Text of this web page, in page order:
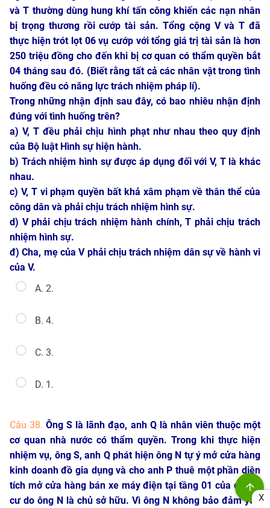
và T thường dùng hung khí tấn công khiến các nạn nhân
bị trọng thương rồi cướp tài sản. Tổng cộng V và T đã
thực hiện trót lọt 06 vụ cướp với tổng giá trị tài sản là hơn
250 triệu đồng cho đến khi bị cơ quan có thẩm quyền bắt
04 tháng sau đó. (Biết rằng tất cả các nhân vật trong tình
huống đều có năng lực trách nhiệm pháp lí).
Trong những nhận định sau đây, có bao nhiêu nhận định
đúng với tình huống trên?
a) V, T đều phải chịu hình phạt như nhau theo quy định
của Bộ luật Hình sự hiện hành.
b) Trách nhiệm hình sự được áp dụng đối với V, T là khác
nhau.
c) V, T vi phạm quyền bất khả xâm phạm về thân thể của
công dân và phải chịu trách nhiệm hình sự.
d) V phải chịu trách nhiệm hành chính, T phải chịu trách
nhiệm hình sự.
đ) Cha, mẹ của V phải chịu trách nhiệm dân sự về hành vi
của V.
A. 2.
B. 4.
C. 3.
D. 1.
Câu 38.Ông S là lãnh đạo, anh Q là nhân viên thuộc một
cơ quan nhà nước có thẩm quyền. Trong khi thực hiện
nhiệm vụ, ông S, anh Q phát hiện ông N tự ý mở cửa hàng
kinh doanh đồ gia dụng và cho anh P thuê một phần diện
tích mở cửa hàng bán xe máy điện tại tầng 01 của chung
cư do ông N là chủ sở hữu. Vì ông N không bảo đảm yêuX